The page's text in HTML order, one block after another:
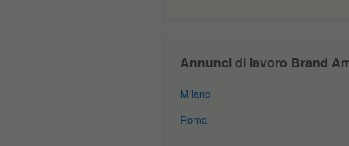
Annunci di lavoro Brand
Milano
Roma